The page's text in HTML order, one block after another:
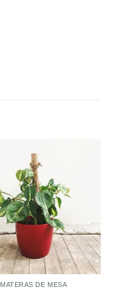
MATERAS DE MESA